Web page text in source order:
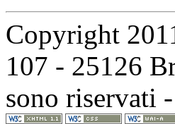
Copyright
107 - 25126
sono riservati